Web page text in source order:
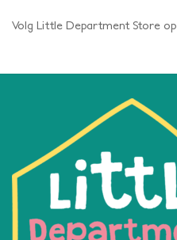
Volg Little Department Store op